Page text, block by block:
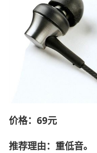
价格：69元
推荐理由：重低音。